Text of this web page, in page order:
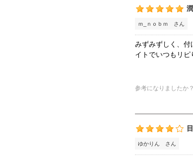
ｍ_ｎｏｂｍ さん
みずみずしく、付
イトでいつもリピ
参考になりましたか？
ゆかりん さん